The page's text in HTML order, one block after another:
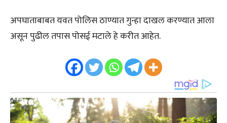
अपघाताबाबत यवत पोलिस ठाण्यात गुन्हा दाखल करण्यात आला
असून पुढील तपास पोसई मटाले हे करीत आहेत.